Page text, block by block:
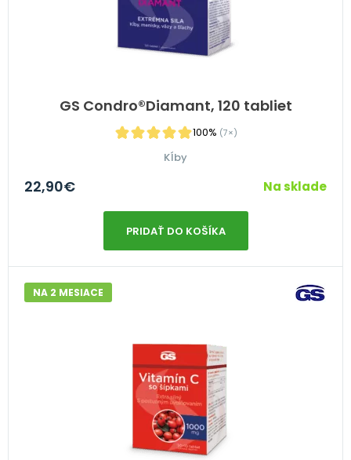
GS Condro®Diamant, 120 tabliet
100% (7×)
Kĺby
22,90€ Na sklade
PRIDAŤ DO KOŠÍKA
NA 2 MESIACE